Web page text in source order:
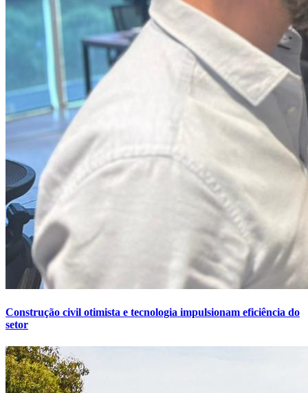
Construção civil otimista e tecnologia impulsionam eficiência do
setor